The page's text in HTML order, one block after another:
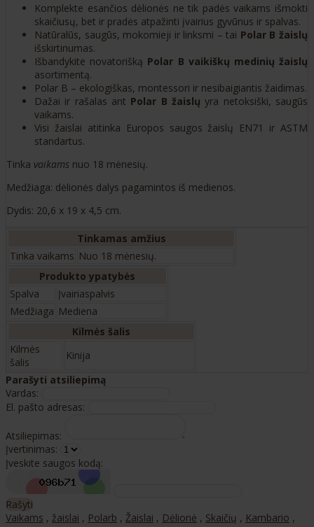
Komplekte esančios dėlionės ne tik padės vaikams išmokti
skaičiusų, bet ir pradės atpažinti įvairius gyvūnus ir spalvas.
Natūralūs, saugūs, mokomieji ir linksmi – tai Polar B žaislų
išskirtinumas.
Išbandykite novatorišką Polar B vaikiškų medinių žaislų
asortimentą.
Polar B – ekologiškas, montessori ir nesibaigiantis žaidimas.
Dažai ir rašalas ant Polar B žaislų yra netoksiški, saugūs
vaikams.
Visi žaislai atitinka Europos saugos žaislų EN71 ir ASTM
standartus.
Tinka vaikams nuo 18 mėnesių.
Medžiaga: dėlionės dalys pagamintos iš medienos.
Dydis: 20,6 x 19 x 4,5 cm.
Tinkamas amžius
Tinka vaikams Nuo 18 mėnesių.
Produkto ypatybės
Spalva
Įvairiaspalvis
Medžiaga Mediena
Kilmės šalis
Kilmės
šalis
Kinija
Parašyti atsiliepimą
Vardas:
El. pašto adresas:
Atsiliepimas:
Įvertinimas:
Įveskite saugos kodą:
Rašyti
Vaikams , žaislai , Polarb , Žaislai , Dėlionė , Skaičių , Kambario ,